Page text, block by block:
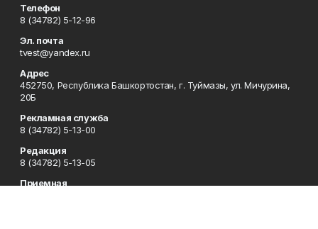
Телефон
8 (34782) 5-12-96
Эл. почта
tvest@yandex.ru
Адрес
452750, Республика Башкортостан, г. Туймазы, ул. Мичурина,
20Б
Рекламная служба
8 (34782) 5-13-00
Редакция
8 (34782) 5-13-05
Приемная